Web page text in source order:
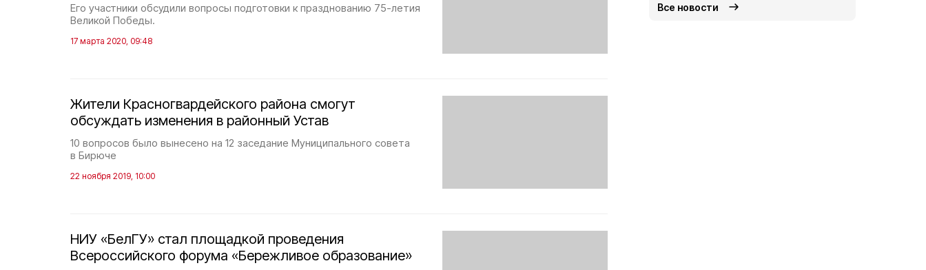
Его участники обсудили вопросы подготовки к празднованию 75-летия
Великой Победы.
17 марта 2020, 09:48
Жители Красногвардейского района смогут
обсуждать изменения в районный Устав
10 вопросов было вынесено на 12 заседание Муниципального совета
в Бирюче
22 ноября 2019, 10:00
НИУ «БелГУ» стал площадкой проведения
Всероссийского форума «Бережливое образование»
Все новости